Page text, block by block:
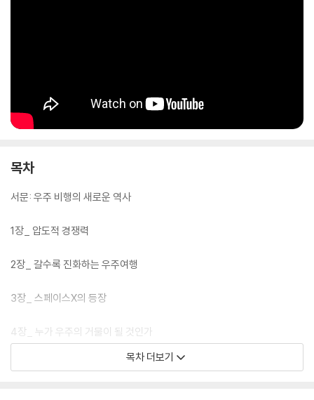
목차
서문: 우주 비행의 새로운 역사
1장_ 압도적 경쟁력
2장_ 갈수록 진화하는 우주여행
3장_ 스페이스X의 등장
4장_ 누가 우주의 거물이 될 것인가
5장_ 스페이스X, 우주 경쟁 2.0의 중심에 서다
목차 더보기